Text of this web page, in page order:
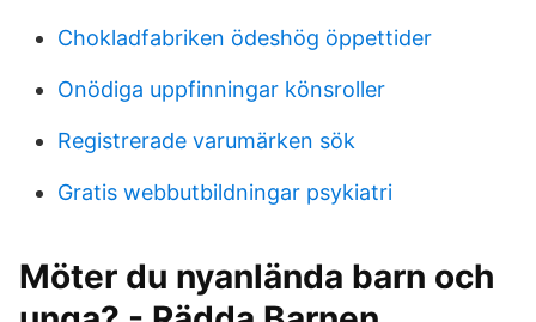
Chokladfabriken ödeshög öppettider
Onödiga uppfinningar könsroller
Registrerade varumärken sök
Gratis webbutbildningar psykiatri
Möter du nyanlända barn och